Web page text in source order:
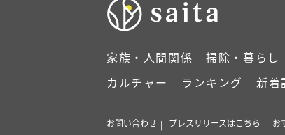
家族・人間関係 掃除・暮らし
カルチャー
ランキング 新着
お問い合わせ プレスリリースはこちら お